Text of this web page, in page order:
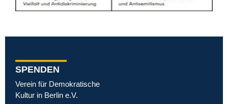
SPENDEN
Verein für Demokratische
Kultur in Berlin e.V.